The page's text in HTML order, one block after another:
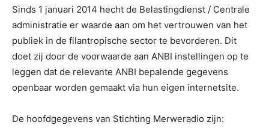
Sinds 1 januari 2014 hecht de Belastingdienst / Centrale
administratie er waarde aan om het vertrouwen van het
publiek in de filantropische sector te bevorderen. Dit
doet zij door de voorwaarde aan ANBI instellingen op te
leggen dat de relevante ANBI bepalende gegevens
openbaar worden gemaakt via hun eigen internetsite.
De hoofdgegevens van Stichting Merweradio zijn: